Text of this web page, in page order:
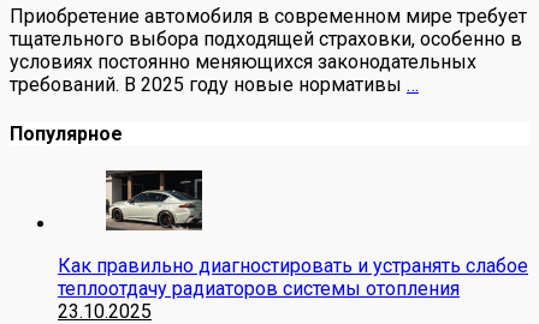
Приобретение автомобиля в современном мире требует
тщательного выбора подходящей страховки, особенно в
условиях постоянно меняющихся законодательных
требований. В 2025 году новые нормативы …
Популярное
Как правильно диагностировать и устранять слабое
теплоотдачу радиаторов системы отопления
23.10.2025